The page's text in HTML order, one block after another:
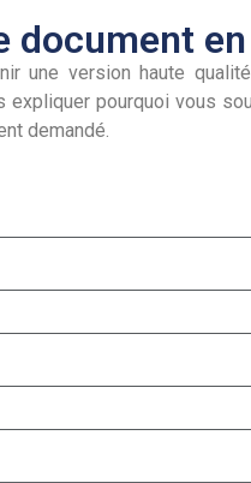
document
une version haute
expliquer pourquoi vous
demandé.